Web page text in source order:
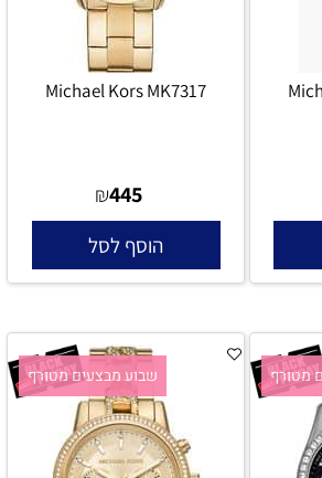
Michael Kors MK7317
₪445
הוסף לסל
מטורף שבוע מבצעים מטורף